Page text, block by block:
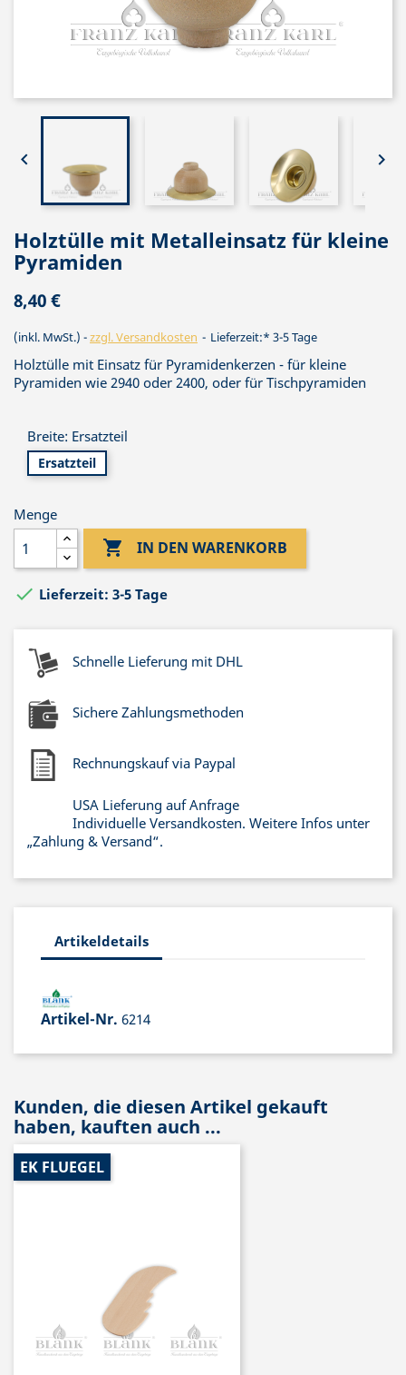
 
Holztülle mit Metalleinsatz für kleine
Pyramiden
8,40 €
(inkl. MwSt.) zzgl. Versandkosten Lieferzeit:* 3-5 Tage
Holztülle mit Einsatz für Pyramidenkerzen - für kleine
Pyramiden wie 2940 oder 2400, oder für Tischpyramiden
Breite: Ersatzteil
Ersatzteil
Menge
 IN DEN WARENKORB
 Lieferzeit: 3-5 Tage
Schnelle Lieferung mit DHL
Sichere Zahlungsmethoden
Rechnungskauf via Paypal
USA Lieferung auf Anfrage
Individuelle Versandkosten. Weitere Infos unter
„Zahlung & Versand“.
Artikeldetails
Artikel-Nr. 6214
Kunden, die diesen Artikel gekauft
haben, kauften auch ...
EK FLUEGEL